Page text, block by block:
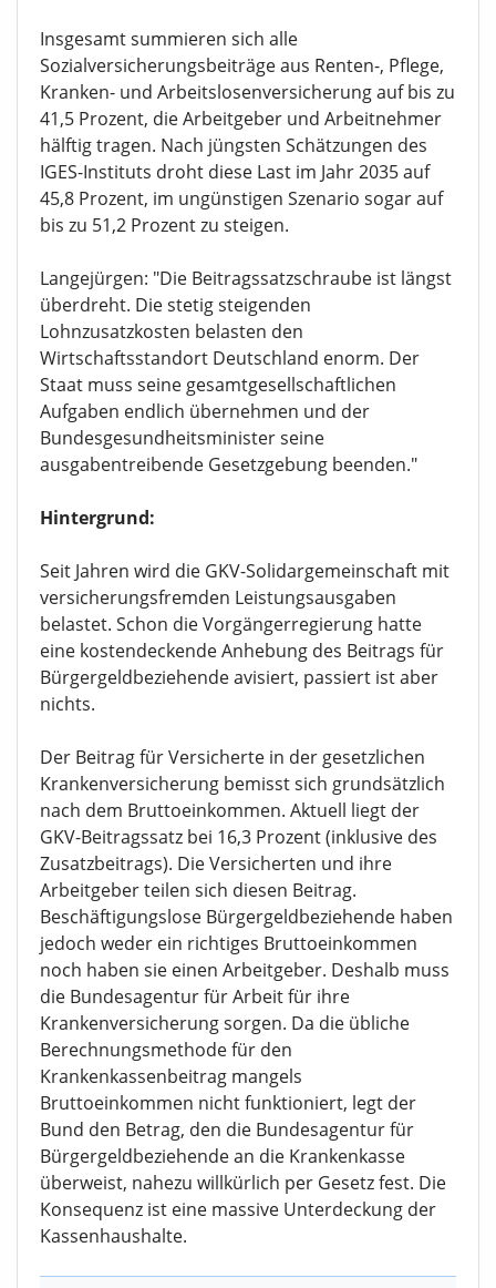
Insgesamt summieren sich alle
Sozialversicherungsbeiträge aus Renten-, Pflege,
Kranken- und Arbeitslosenversicherung auf bis zu
41,5 Prozent, die Arbeitgeber und Arbeitnehmer
hälftig tragen. Nach jüngsten Schätzungen des
IGES-Instituts droht diese Last im Jahr 2035 auf
45,8 Prozent, im ungünstigen Szenario sogar auf
bis zu 51,2 Prozent zu steigen.
Langejürgen: "Die Beitragssatzschraube ist längst
überdreht. Die stetig steigenden
Lohnzusatzkosten belasten den
Wirtschaftsstandort Deutschland enorm. Der
Staat muss seine gesamtgesellschaftlichen
Aufgaben endlich übernehmen und der
Bundesgesundheitsminister seine
ausgabentreibende Gesetzgebung beenden."
Hintergrund:
Seit Jahren wird die GKV-Solidargemeinschaft mit
versicherungsfremden Leistungsausgaben
belastet. Schon die Vorgängerregierung hatte
eine kostendeckende Anhebung des Beitrags für
Bürgergeldbeziehende avisiert, passiert ist aber
nichts.
Der Beitrag für Versicherte in der gesetzlichen
Krankenversicherung bemisst sich grundsätzlich
nach dem Bruttoeinkommen. Aktuell liegt der
GKV-Beitragssatz bei 16,3 Prozent (inklusive des
Zusatzbeitrags). Die Versicherten und ihre
Arbeitgeber teilen sich diesen Beitrag.
Beschäftigungslose Bürgergeldbeziehende haben
jedoch weder ein richtiges Bruttoeinkommen
noch haben sie einen Arbeitgeber. Deshalb muss
die Bundesagentur für Arbeit für ihre
Krankenversicherung sorgen. Da die übliche
Berechnungsmethode für den
Krankenkassenbeitrag mangels
Bruttoeinkommen nicht funktioniert, legt der
Bund den Betrag, den die Bundesagentur für
Bürgergeldbeziehende an die Krankenkasse
überweist, nahezu willkürlich per Gesetz fest. Die
Konsequenz ist eine massive Unterdeckung der
Kassenhaushalte.